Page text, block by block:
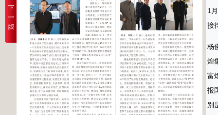
1
接
杨
煌
富
报
别